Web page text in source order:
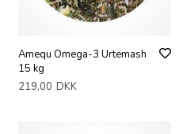
Amequ Omega-3 Urtemash
15 kg
219,00 DKK